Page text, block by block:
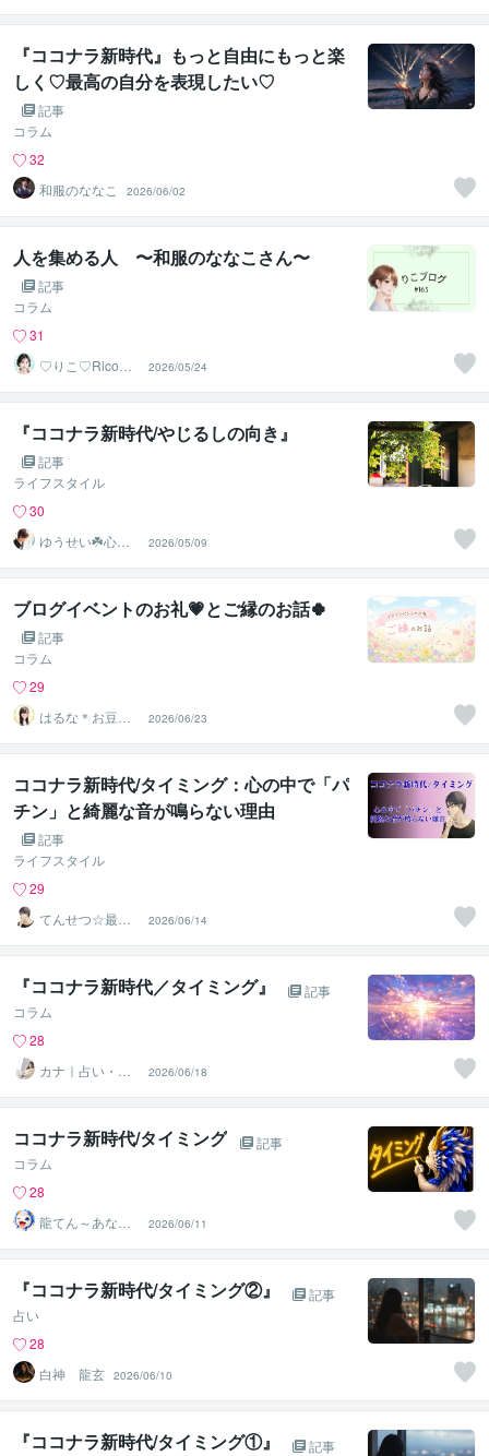
『ココナラ新時代』もっと自由にもっと楽
しく♡最高の自分を表現したい♡
記事
コラム
32
和服のななこ
2026/06/02
人を集める人 〜和服のななこさん〜
記事
コラム
31
♡りこ♡Rico｜
第2章
2026/05/24
『ココナラ新時代/やじるしの向き』
記事
ライフスタイル
30
ゆうせい☘️心に
余白を☕️お話し
聞きます
2026/05/09
ブログイベントのお礼💗とご縁のお話🍀
記事
コラム
29
はるな＊お豆腐
メンタルさんの
味方
2026/06/23
ココナラ新時代/タイミング：心の中で「パ
チン」と綺麗な音が鳴らない理由
記事
ライフスタイル
29
てんせつ☆最適
ライフをサポー
トする
2026/06/14
『ココナラ新時代／タイミング』
記事
コラム
28
カナ｜占い・ス
ピ系専門制作代
行
2026/06/18
ココナラ新時代/タイミング
記事
コラム
28
龍てん～あなた
の魂の羅針盤
2026/06/11
『ココナラ新時代/タイミング②』
記事
占い
28
白神 龍玄 2026/06/10
『ココナラ新時代/タイミング①』
記事